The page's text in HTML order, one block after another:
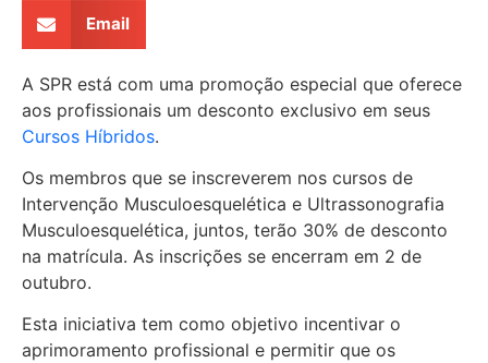
Email
A SPR está com uma promoção especial que oferece
aos profissionais um desconto exclusivo em seus
Cursos Híbridos.
Os membros que se inscreverem nos cursos de
Intervenção Musculoesquelética e Ultrassonografia
Musculoesquelética, juntos, terão 30% de desconto
na matrícula. As inscrições se encerram em 2 de
outubro.
Esta iniciativa tem como objetivo incentivar o
aprimoramento profissional e permitir que os